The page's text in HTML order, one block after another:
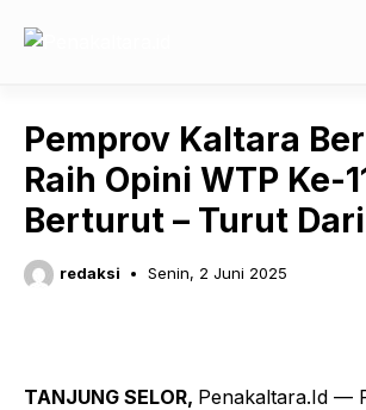
Pemprov Kaltara
Raih Opini WTP Ke-
Berturut – Turut Dari
redaksi Senin, 2 Juni 2025
TANJUNG SELOR, Penakaltara.Id —